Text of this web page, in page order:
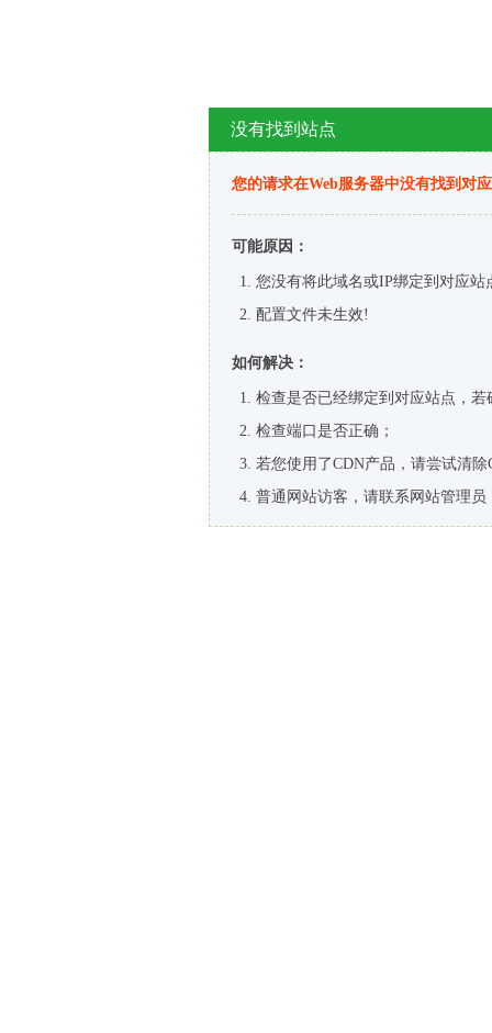
没有找到站点
您的请求在Web服务器中没有找到对
可能原因：
您没有将此域名或IP绑定到对应站
配置文件未生效!
如何解决：
检查是否已经绑定到对应站点，
检查端口是否正确；
若您使用了CDN产品，请尝试清除
普通网站访客，请联系网站管理员